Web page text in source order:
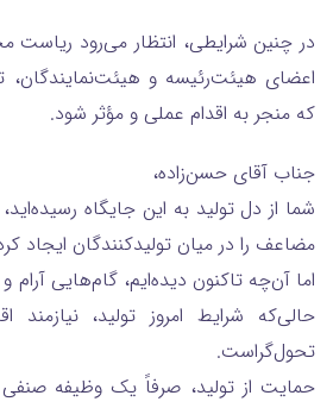
در چنین شرایطی، انتظار می‌رود ریاست
اعضای هیئت‌رئیسه و هیئت‌نمایندگان،
که منجر به اقدام عملی و مؤثر شود.
جناب آقای حسن‌زاده،
شما از دل تولید به این جایگاه
مضاعف را در میان تولیدکنندگان ایجاد
اما آن‌چه تاکنون دیده‌ایم، گام‌هایی
حالی‌که شرایط امروز تولید، نیازمند
تحول‌گراست.
حمایت از تولید، صرفاً یک وظیفه